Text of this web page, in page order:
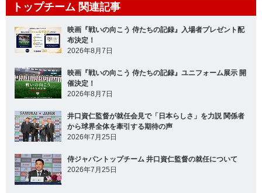
トップチーム 関連記事
映画『戦いの向こう 侍たちの記録』入場者プレゼント配
布決定！
2026年8月7日
映画『戦いの向こう 侍たちの記録』ユニフォーム展示 開
催決定！
2026年8月7日
井口資仁監督が就任会見で「日本らしさ」を力説 関係者
から球界全体を牽引する期待の声
2026年7月25日
侍ジャパントップチーム 井口資仁監督の就任について
2026年7月25日